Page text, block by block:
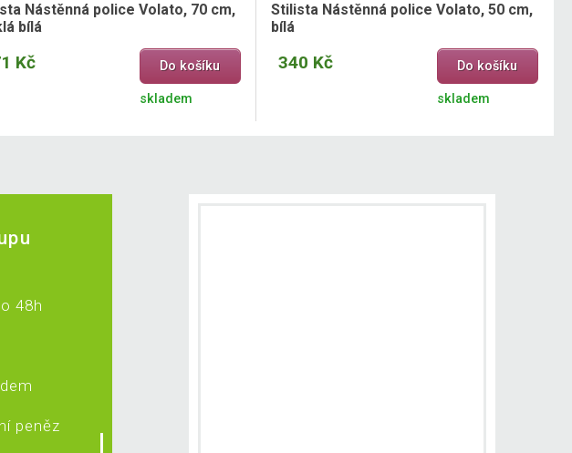
Nástěnná police Volato, 70 cm,
bílá
Kč Do košíku
skladem
Stilista Nástěnná police Volato, 50 cm,
bílá
340 Kč Do košíku
skladem
48h
peněz